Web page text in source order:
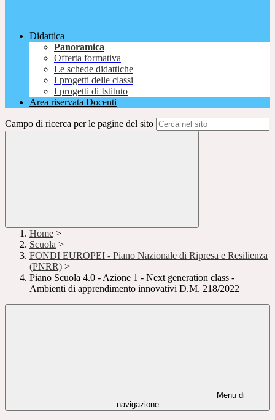
Didattica
Panoramica
Offerta formativa
Le schede didattiche
I progetti delle classi
I progetti di Istituto
Area riservata Docenti
Campo di ricerca per le pagine del sito
Home >
Scuola >
FONDI EUROPEI - Piano Nazionale di Ripresa e Resilienza
(PNRR) >
Piano Scuola 4.0 - Azione 1 - Next generation class -
Ambienti di apprendimento innovativi D.M. 218/2022
Menu di
navigazione